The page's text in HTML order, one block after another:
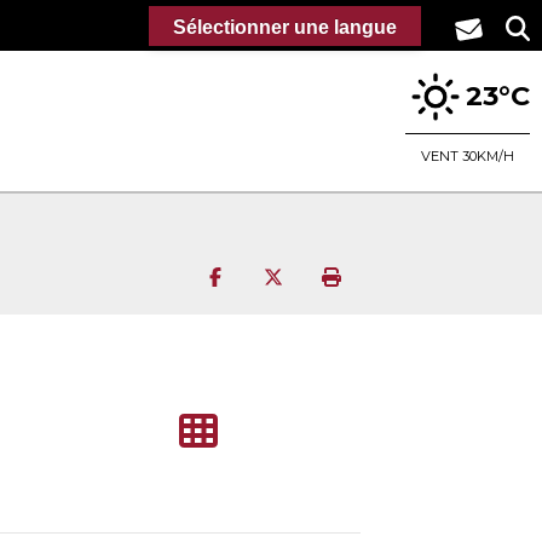
23°C
VENT 30KM/H
Partager sur Facebook
Partager sur Twitter
Imprimer la page
Sélectionner une langue